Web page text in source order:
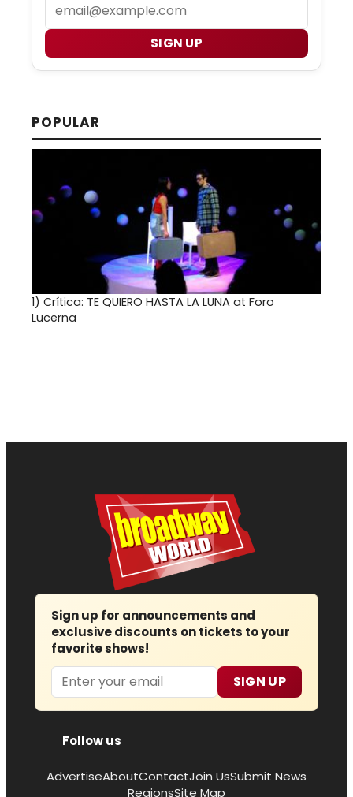
SIGN UP
POPULAR
1) Crítica: TE QUIERO HASTA LA LUNA at Foro
Lucerna
Sign up for announcements and
exclusive discounts on tickets to your
favorite shows!
Email SIGN UP
Follow us
AdvertiseAboutContactJoin UsSubmit News
RegionsSite Map